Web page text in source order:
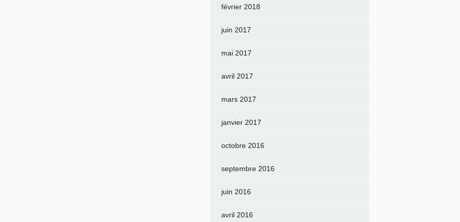
février 2018
juin 2017
mai 2017
avril 2017
mars 2017
janvier 2017
octobre 2016
septembre 2016
juin 2016
avril 2016